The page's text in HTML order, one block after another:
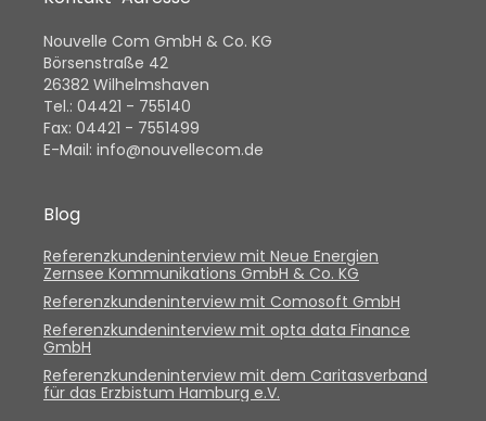
Nouvelle Com GmbH & Co. KG
Börsenstraße 42
26382 Wilhelmshaven
Tel.: 04421 - 755140
Fax: 04421 - 7551499
E-Mail: info@nouvellecom.de
Blog
Referenzkundeninterview mit Neue Energien
Zernsee Kommunikations GmbH & Co. KG
Referenzkundeninterview mit Comosoft GmbH
Referenzkundeninterview mit opta data Finance
GmbH
Referenzkundeninterview mit dem Caritasverband
für das Erzbistum Hamburg e.V.